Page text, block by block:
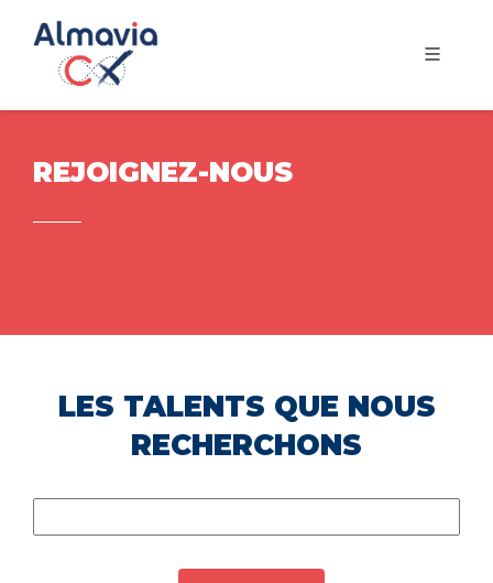
REJOIGNEZ-NOUS
LES TALENTS QUE NOUS
RECHERCHONS